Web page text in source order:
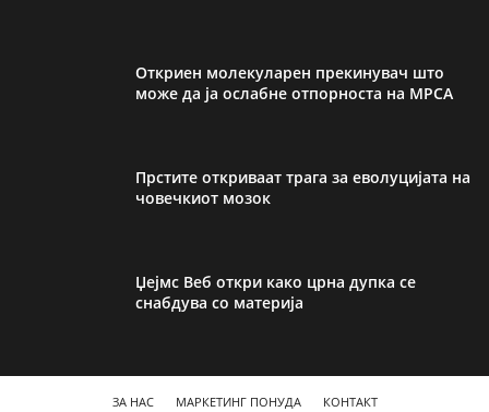
Откриен молекуларен прекинувач што
може да ја ослабне отпорноста на МРСА
Прстите откриваат трага за еволуцијата на
човечкиот мозок
Џејмс Веб откри како црна дупка се
снабдува со материја
ЗА НАС МАРКЕТИНГ ПОНУДА КОНТАКТ